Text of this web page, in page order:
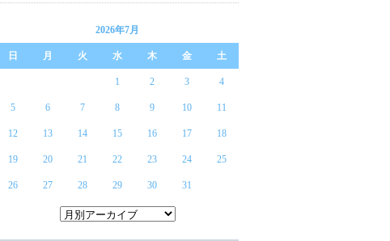
2026年7月
日 月 火 水 木 金 土
1 2 3 4
5 6 7 8 9 10 11
12 13 14 15 16 17 18
19 20 21 22 23 24 25
26 27 28 29 30 31